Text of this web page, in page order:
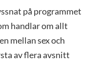
på programmet
handlar om allt
mellan sex och
av flera avsnitt